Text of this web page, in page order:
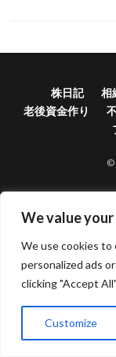
We value
We use cookies to
personalized ads
clicking "Accept
Customize
株日記 相
老後資金作り
©